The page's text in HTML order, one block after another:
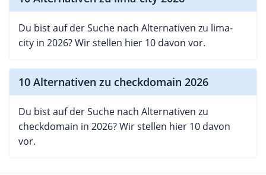
Du bist auf der Suche nach Alternativen zu lima-
city in 2026? Wir stellen hier 10 davon vor.
10 Alternativen zu checkdomain 2026
Du bist auf der Suche nach Alternativen zu
checkdomain in 2026? Wir stellen hier 10 davon
vor.